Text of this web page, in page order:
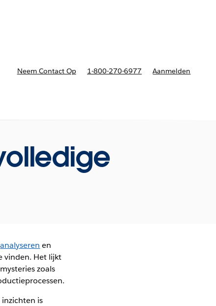
for Plannen en prijzen
Neem Contact Op 1-800-270-6977 Aanmelden
analyseren en
vinden. Het lijkt
zoals
is